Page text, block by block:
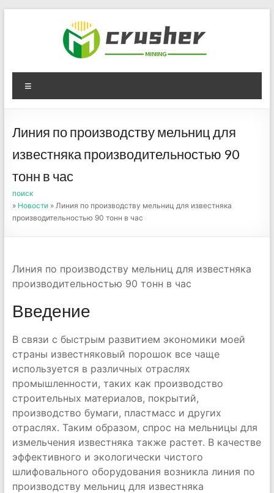
Оборудование для
дробления угля,
измельчения печного
порошка
Линия по производству мельниц для
известняка производительностью 90
тонн в час
поиск
» Новости» Линия по производству мельниц для известняка
производительностью 90 тонн в час
Линия по производству мельниц для известняка
производительностью 90 тонн в час
Введение
В связи с быстрым развитием экономики моей
страны известняковый порошок все чаще
используется в различных отраслях
промышленности, таких как производство
строительных материалов, покрытий,
производство бумаги, пластмасс и других
отраслях. Таким образом, спрос на мельницы для
измельчения известняка также растет. В качестве
эффективного и экологически чистого
шлифовального оборудования возникла линия по
производству мельниц для известняка